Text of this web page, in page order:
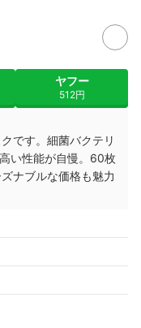
ヤフー
512円
です。細菌バクテリ
い性能が自慢。60枚
ナブルな価格も魅力